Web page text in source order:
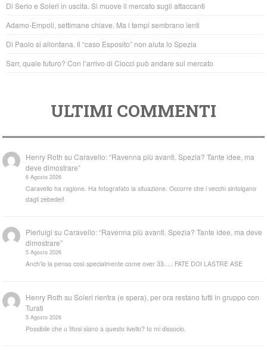
o
k
p
Di Serio e Soleri in uscita. Si muove il mercato sugli attaccanti
Adamo-Empoli, settimane chiave. Ma i tempi sembrano lenti
Di Paolo si allontana. Il “caso Esposito” non aiuta lo Spezia
Sarr, quale futuro? Con l’arrivo di Ciocci può andare sul mercato
ULTIMI COMMENTI
Henry Roth suCaravello: “Ravenna più avanti. Spezia? Tante idee, ma
deve dimostrare”
6 Agosto 2026
Caravello ha ragione. Ha fotografato la situazione. Occorre che i vecchi sintolgano
dagli zebedei!
Pierluigi suCaravello: “Ravenna più avanti. Spezia? Tante idee, ma deve
dimostrare”
5 Agosto 2026
Anch'io la penso così specialmente come over 33..... FATE DOI LASTRE ASE
Henry Roth suSoleri rientra (e spera), per ora restano tutti in gruppo con
Turati
5 Agosto 2026
Possibile che u tifosi siano a questo livello? Io mi dissocio.